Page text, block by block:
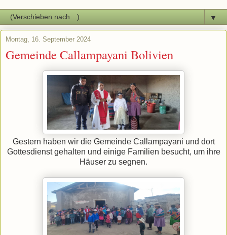
▼
Montag, 16. September 2024
Gemeinde Callampayani Bolivien
Gestern haben wir die Gemeinde Callampayani und dort
Gottesdienst gehalten und einige Familien besucht, um ihre
Häuser zu segnen.